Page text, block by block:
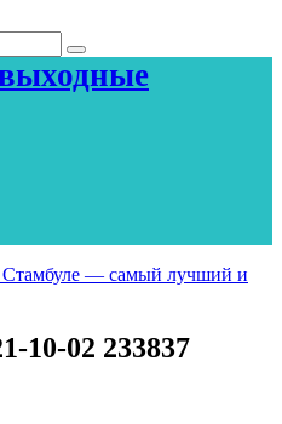
Стамбуле — самый лучший и
10-02 233837